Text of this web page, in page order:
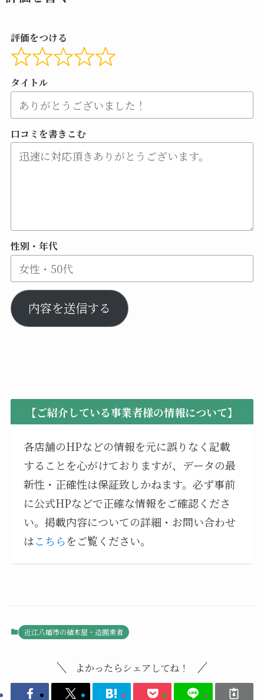
評価をつける
タイトル
口コミを書きこむ
性別・年代
内容を送信する
【ご紹介している事業者様の情報について】
各店舗のHPなどの情報を元に誤りなく記載
することを心がけておりますが、データの最
新性・正確性は保証致しかねます。必ず事前
に公式HPなどで正確な情報をご確認くださ
い。掲載内容についての詳細・お問い合わせ
はこちらをご覧ください。
近江八幡市の植木屋・造園業者
よかったらシェアしてね！